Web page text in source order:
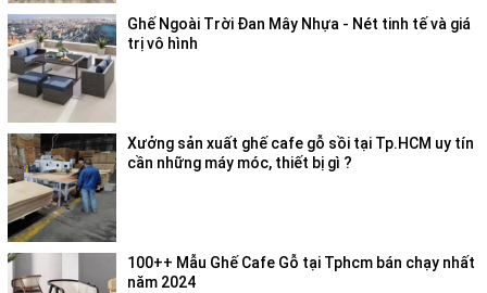
Ghế Ngoài Trời Đan Mây Nhựa - Nét tinh tế và giá
trị vô hình
Xưởng sản xuất ghế cafe gỗ sồi tại Tp.HCM uy tín
cần những máy móc, thiết bị gì ?
100++ Mẫu Ghế Cafe Gỗ tại Tphcm bán chạy nhất
năm 2024